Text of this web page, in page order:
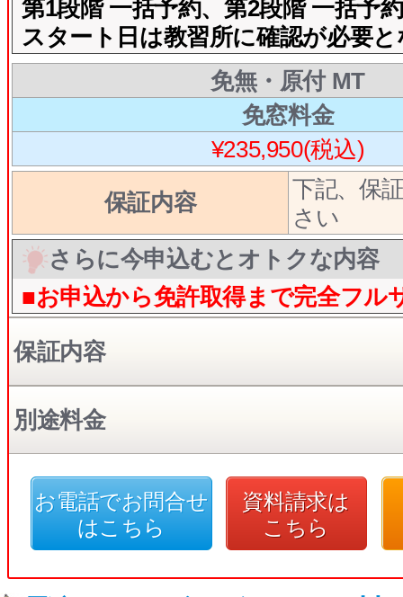
第1段階 一括予約、第2段階 一括予約
スタート日は教習所に確認が必要
免無・原付 MT
免窓料金
¥235,950(税込)
保証内容
下記、保
さい
さらに今申込むとオトクな内容
■お申込から免許取得まで完全フル
保証内容
別途料金
お電話でお問合せ
はこちら
資料請求は
こちら